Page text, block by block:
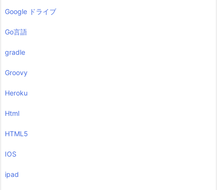
Google ドライブ
Go言語
gradle
Groovy
Heroku
Html
HTML5
IOS
ipad